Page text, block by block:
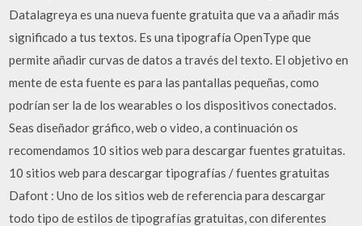
Datalagreya es una nueva fuente gratuita que va a añadir más
significado a tus textos. Es una tipografía OpenType que
permite añadir curvas de datos a través del texto. El objetivo en
mente de esta fuente es para las pantallas pequeñas, como
podrían ser la de los wearables o los dispositivos conectados.
Seas diseñador gráfico, web o video, a continuación os
recomendamos 10 sitios web para descargar fuentes gratuitas.
10 sitios web para descargar tipografías / fuentes gratuitas
Dafont : Uno de los sitios web de referencia para descargar
todo tipo de estilos de tipografías gratuitas, con diferentes